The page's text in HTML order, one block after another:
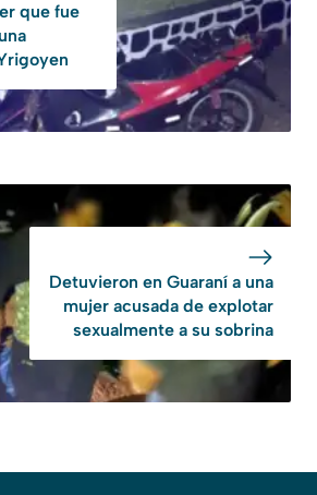
que fue
Detuvieron en Guaraní a una
mujer acusada de explotar
sexualmente a su sobrina